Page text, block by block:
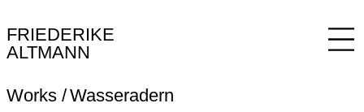
FRIEDERIKE
ALTMANN
Works Wasseradern